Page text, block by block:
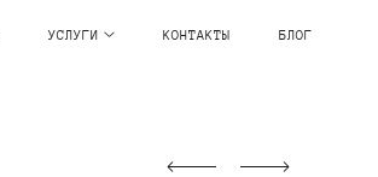
УСЛУГИ КОНТАКТЫ БЛОГ